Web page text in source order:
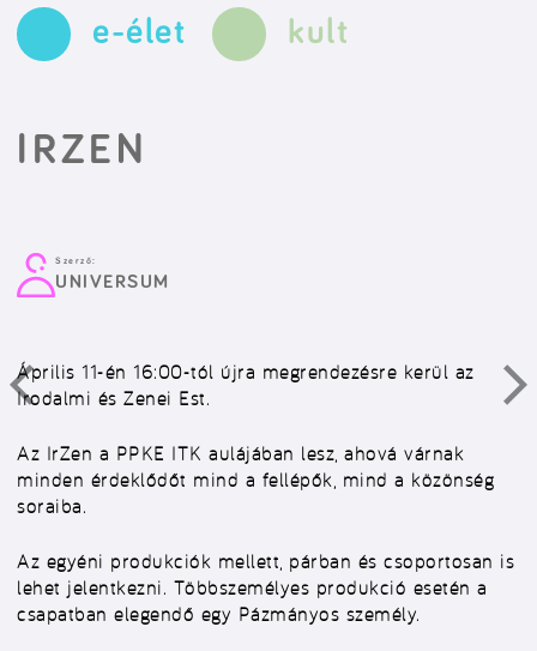
e-élet
kult
IRZEN
Szerző:
UNIVERSUM
Április 11-én 16:00-tól újra megrendezésre kerül az
Irodalmi és Zenei Est.
Az IrZen a PPKE ITK aulájában lesz, ahová várnak
minden érdeklődőt mind a fellépők, mind a közönség
soraiba.
Az egyéni produkciók mellett, párban és csoportosan is
lehet jelentkezni. Többszemélyes produkció esetén a
csapatban elegendő egy Pázmányos személy.